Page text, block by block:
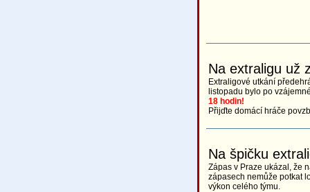
Na extraligu už
Extraligové utkání
listopadu bylo po
18 hodin!
Přijďte domácí hráče
Na špičku
Zápas v Praze ukázal, že
zápasech nemůže potkat
výkon celého týmu.